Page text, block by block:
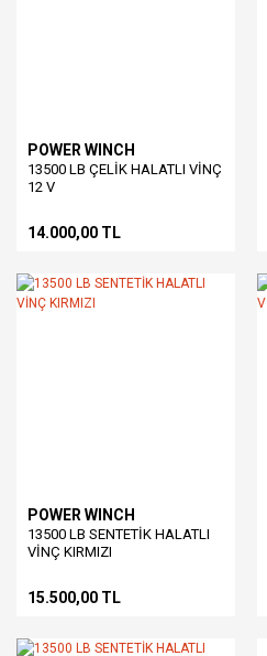
POWER WINCH
13500 LB ÇELİK HALATLI VİNÇ
12 V
14.000,00 TL
POWER WINCH
13500 LB SENTETİK HALATLI
VİNÇ KIRMIZI
15.500,00 TL